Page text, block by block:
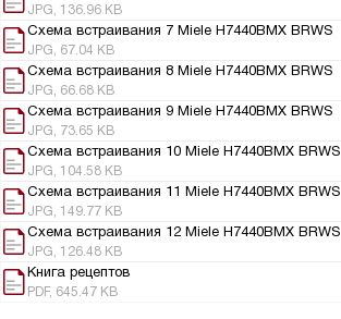
JPG, 136.96 KB
Схема встраивания 7 Miele H7440BMX BRWS
JPG, 67.04 KB
Схема встраивания 8 Miele H7440BMX BRWS
JPG, 66.68 KB
Схема встраивания 9 Miele H7440BMX BRWS
JPG, 73.65 KB
Схема встраивания 10 Miele H7440BMX BRWS
JPG, 104.58 KB
Схема встраивания 11 Miele H7440BMX BRWS
JPG, 149.77 KB
Схема встраивания 12 Miele H7440BMX BRWS
JPG, 126.48 KB
Книга рецептов
PDF, 645.47 KB